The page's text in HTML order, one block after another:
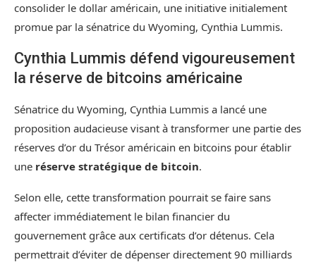
consolider le dollar américain, une initiative initialement
promue par la sénatrice du Wyoming, Cynthia Lummis.
Cynthia Lummis défend vigoureusement
la réserve de bitcoins américaine
Sénatrice du Wyoming, Cynthia Lummis a lancé une
proposition audacieuse visant à transformer une partie des
réserves d’or du Trésor américain en bitcoins pour établir
une réserve stratégique de bitcoin.
Selon elle, cette transformation pourrait se faire sans
affecter immédiatement le bilan financier du
gouvernement grâce aux certificats d’or détenus. Cela
permettrait d’éviter de dépenser directement 90 milliards